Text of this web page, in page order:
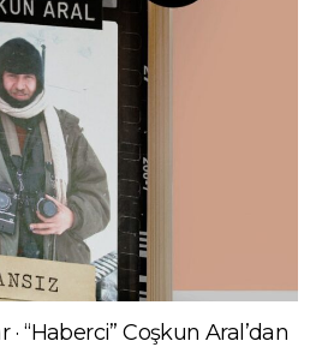
“Haberci” Coşkun Aral’dan